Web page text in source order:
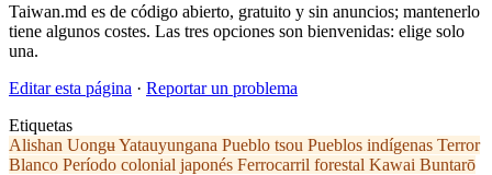
Taiwan.md es de código abierto, gratuito y sin anuncios; mantenerlo
tiene algunos costes. Las tres opciones son bienvenidas: elige solo
una.
Editar esta página · Reportar un problema
Etiquetas
Alishan Uongʉ Yatauyungana Pueblo tsou Pueblos indígenas Terror
Blanco Período colonial japonés Ferrocarril forestal Kawai Buntarō